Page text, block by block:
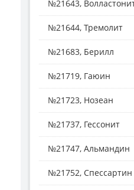
№21643,
№21644, Тремолит
№21683, Берилл
№21719, Гаюин
№21723, Нозеан
№21737, Гессонит
№21747, Альмандин
№21752, Спессартин